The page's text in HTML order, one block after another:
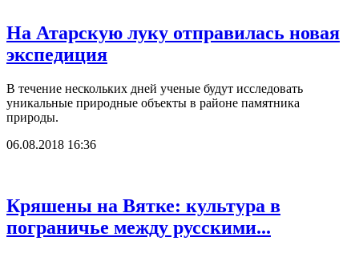
На Атарскую луку отправилась новая
экспедиция
В течение нескольких дней ученые будут исследовать
уникальные природные объекты в районе памятника
природы.
06.08.2018 16:36
Кряшены на Вятке: культура в
пограничье между русскими...